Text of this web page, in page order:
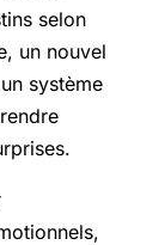
selon
un nouvel
système